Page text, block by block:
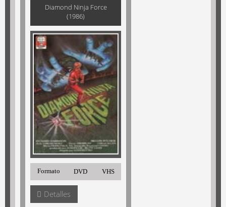
Diamond Ninja Force
(1986)
Formato DVD VHS
Detalles